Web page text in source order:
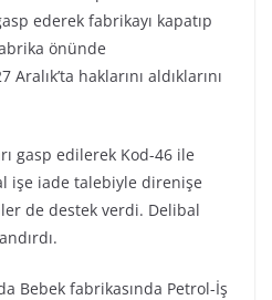
ederek fabrikayı kapatıp
önünde
haklarını aldıklarını
gasp edilerek Kod-46 ile
işe iade talebiyle direnişe
de destek verdi. Delibal
Bebek fabrikasında Petrol-İş